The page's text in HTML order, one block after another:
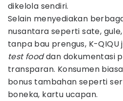
dikelola sendiri.
Selain menyediakan
nusantara seperti sate,
tanpa bau prengus, K-QIQU
test fooddan dokumentasi
transparan. Konsumen
bonus tambahan seperti
boneka, kartu ucapan.